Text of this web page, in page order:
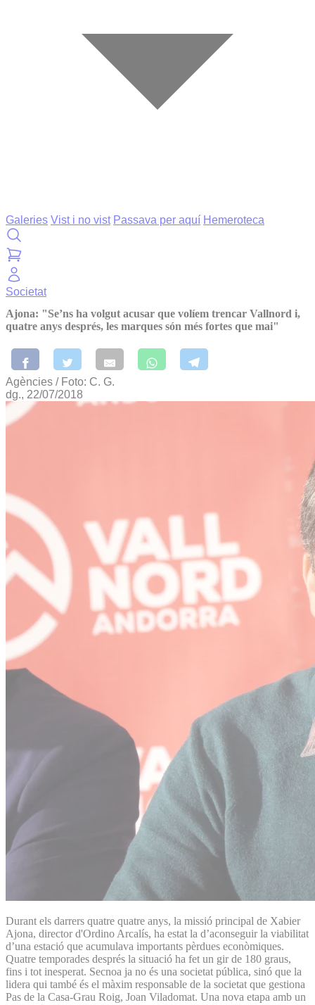
Galeries Vist i no vist Passava per aquí Hemeroteca
Societat
Ajona: "Se’ns ha volgut acusar que volíem trencar Vallnord i,
quatre anys després, les marques són més fortes que mai"
Agències / Foto: C. G.
dg., 22/07/2018
Durant els darrers quatre quatre anys, la missió principal de Xabier
Ajona, director d'Ordino Arcalís, ha estat la d’aconseguir la viabilitat
d’una estació que acumulava importants pèrdues econòmiques.
Quatre temporades després la situació ha fet un gir de 180 graus,
fins i tot inesperat. Secnoa ja no és una societat pública, sinó que la
lidera qui també és el màxim responsable de la societat que gestiona
Pas de la Casa-Grau Roig, Joan Viladomat. Una nova etapa amb un